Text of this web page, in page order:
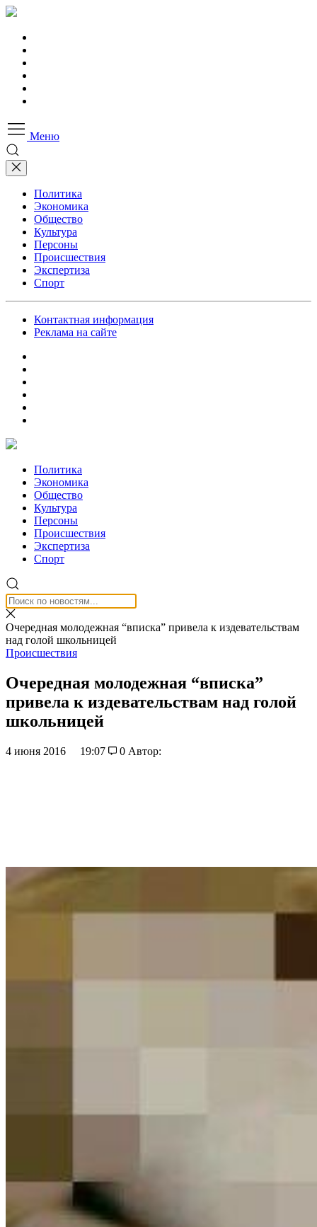
Меню
Политика
Экономика
Общество
Культура
Персоны
Происшествия
Экспертиза
Спорт
Контактная информация
Реклама на сайте
Политика
Экономика
Общество
Культура
Персоны
Происшествия
Экспертиза
Спорт
Очередная молодежная “вписка” привела к издевательствам
над голой школьницей
Происшествия
Очередная молодежная “вписка”
привела к издевательствам над голой
школьницей
4 июня 2016 19:07 0 Автор: